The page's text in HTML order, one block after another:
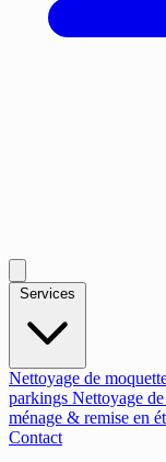
Nettoyage de
parkings Nettoyage de
ménage & remise en
Contact